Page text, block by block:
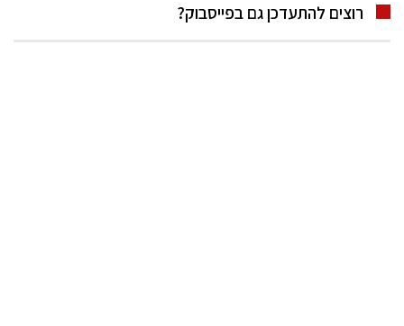
רוצים להתעדכן גם בפייסבוק?